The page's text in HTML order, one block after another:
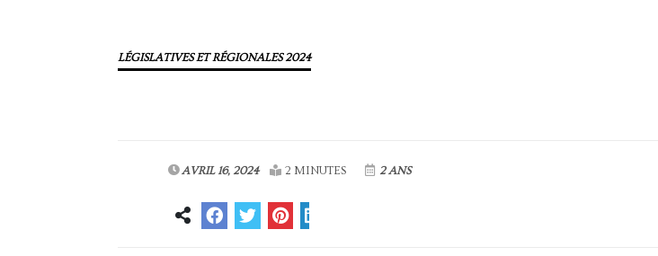
LÉGISLATIVES ET RÉGIONALES 2024
AVRIL 16, 2024 2 MINUTES 2 ANS